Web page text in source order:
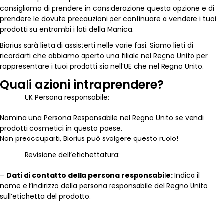
consigliamo di prendere in considerazione questa opzione e di
prendere le dovute precauzioni per continuare a vendere i tuoi
prodotti su entrambi i lati della Manica.
Biorius sarà lieta di assisterti nelle varie fasi. Siamo lieti di
ricordarti che abbiamo aperto una filiale nel Regno Unito per
rappresentare i tuoi prodotti sia nell’UE che nel Regno Unito.
Quali azioni intraprendere?
UK Persona responsabile:
Nomina una Persona Responsabile nel Regno Unito se vendi
prodotti cosmetici in questo paese.
Non preoccuparti, Biorius può svolgere questo ruolo!
Revisione dell’etichettatura:
– Dati di contatto della persona responsabile:Indica il
nome e l’indirizzo della persona responsabile del Regno Unito
sull’etichetta del prodotto.